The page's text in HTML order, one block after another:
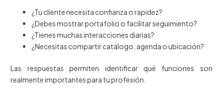
¿Tu cliente necesita confianza o rapidez?
¿Debes mostrar portafolio o facilitar seguimiento?
¿Tienes muchas interacciones diarias?
¿Necesitas compartir catálogo, agenda o ubicación?
Las respuestas permiten identificar qué funciones son
realmente importantes para tu profesión.